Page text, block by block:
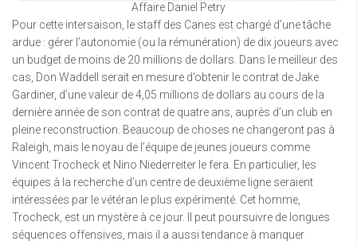
Affaire Daniel Petry
Pour cette intersaison, le staff des Canes est chargé d’une tâche
ardue : gérer l’autonomie (ou la rémunération) de dix joueurs avec
un budget de moins de 20 millions de dollars. Dans le meilleur des
cas, Don Waddell serait en mesure d’obtenir le contrat de Jake
Gardiner, d’une valeur de 4,05 millions de dollars au cours de la
dernière année de son contrat de quatre ans, auprès d’un club en
pleine reconstruction. Beaucoup de choses ne changeront pas à
Raleigh, mais le noyau de l’équipe de jeunes joueurs comme
Vincent Trocheck et Nino Niederreiter le fera. En particulier, les
équipes à la recherche d’un centre de deuxième ligne seraient
intéressées par le vétéran le plus expérimenté. Cet homme,
Trocheck, est un mystère à ce jour. Il peut poursuivre de longues
séquences offensives, mais il a aussi tendance à manquer